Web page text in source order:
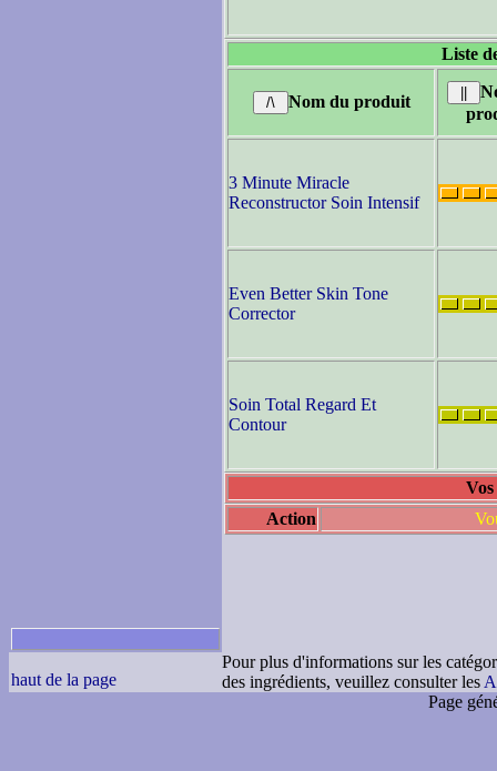
Liste
Nom du produit
3 Minute Miracle
Reconstructor Soin Intensif
Even Better Skin Tone
Corrector
Soin Total Regard Et
Contour
Action
haut de la page
Pour plus d'informations sur les
des ingrédients, veuillez consulter les
Page